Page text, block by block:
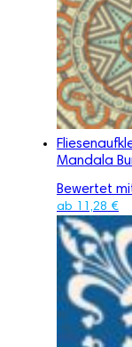
Mandala
Bewertet
ab 11,28 €